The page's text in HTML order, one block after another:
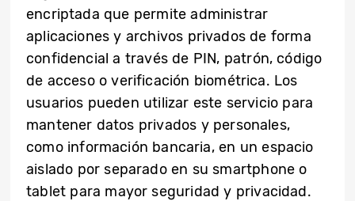
encriptada que permite administrar
aplicaciones y archivos privados de forma
confidencial a través de PIN, patrón, código
de acceso o verificación biométrica. Los
usuarios pueden utilizar este servicio para
mantener datos privados y personales,
como información bancaria, en un espacio
aislado por separado en su smartphone o
tablet para mayor seguridad y privacidad.